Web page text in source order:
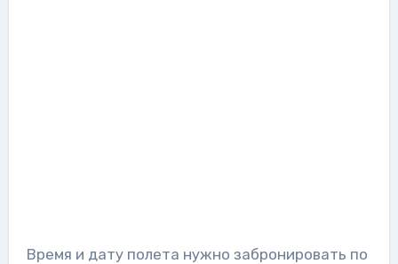
Время и дату полета нужно забронировать по